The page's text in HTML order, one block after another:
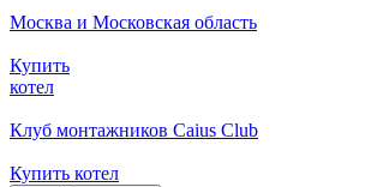
Москва и Московская область
Купить
котел
Клуб монтажников Caius Club
Купить котел